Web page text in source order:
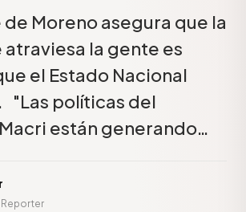
Moreno asegura que la
la gente es
el Estado Nacional
"Las políticas del
están generando…